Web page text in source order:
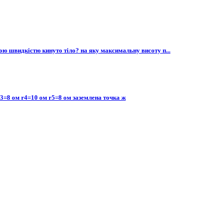
швидкістю кинуто тіло? на яку максимальну висоту п...
ом r4=10 ом r5=8 ом заземлена точка ж